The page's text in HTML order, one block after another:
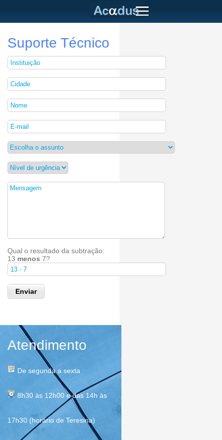
Suporte Técnico
Qual o resultado da subtração:
13 menos 7?
Atendimento
De segunda a sexta
8h30 às 12h00 e das 14h às
17h30 (horário de Teresina)